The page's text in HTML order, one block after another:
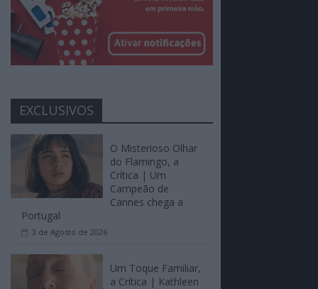
EXCLUSIVOS
O Misterioso Olhar
do Flamingo, a
Crítica | Um
Campeão de
Cannes chega a
Portugal
3 de Agosto de 2026
Um Toque Familiar,
a Crítica | Kathleen